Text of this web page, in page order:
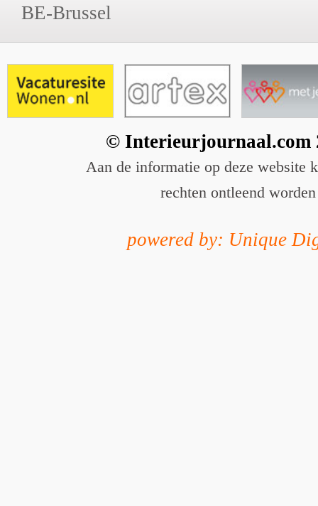
BE-Brussel
© Interieurjournaal.com
Aan de informatie op deze website
rechten ontleend worden
powered by: Unique